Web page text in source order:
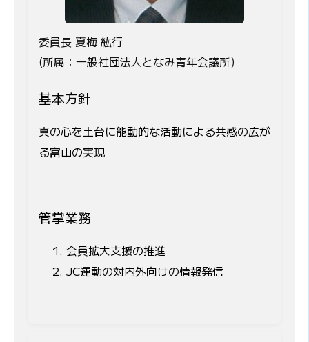
委員長 夏梅 紘行
(所属：一般社団法人となみ青年会議所)
基本方針
真の心を土台に能動的な活動による共感の広が
る富山の実現
管掌業務
会員拡大支援の推進
JC運動の対内外向けの情報発信